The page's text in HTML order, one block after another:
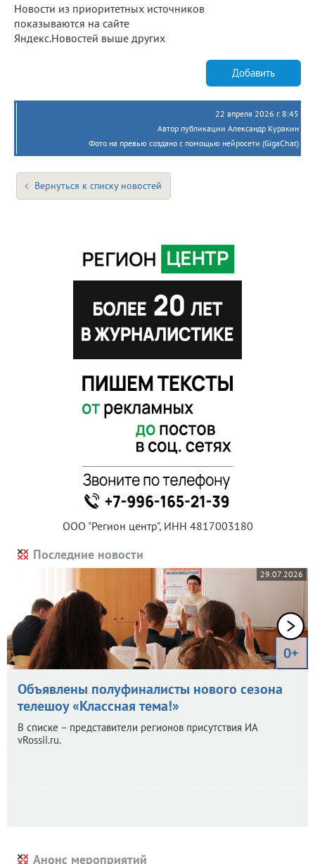
Новости из приоритетных источников
показываются на сайте
Яндекс.Новостей выше других
Добавить
22 апреля 2026 г. 8:45
Автор публикации Александр Куракин
Фото на превью создано с помощью нейросети (GigaChat)
Вернуться к списку новостей
ООО "Регион центр", ИНН 4817003180
Последние новости
29.07.2026
0+
Объявлены полуфиналисты нового сезона
телешоу «Классная тема!»
В списке – представители регионов присутствия ИА
vRossii.ru.
Анонс мероприятий